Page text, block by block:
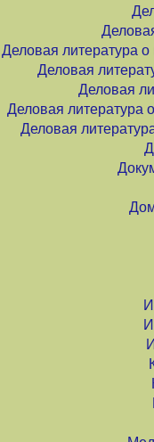
Деловая литература
Деловая
Деловая
Деловая литература
Деловая